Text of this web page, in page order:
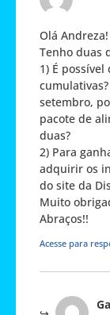
Olá
Tenho duas
1) É
setembro,
pacote de
duas?
2) Para
adquirir os
do site da
Muito
Abraços!!
Acesse para